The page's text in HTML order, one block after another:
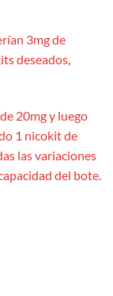
3mg de
deseados,
20mg y luego
1 nicokit de
las variaciones
del bote.